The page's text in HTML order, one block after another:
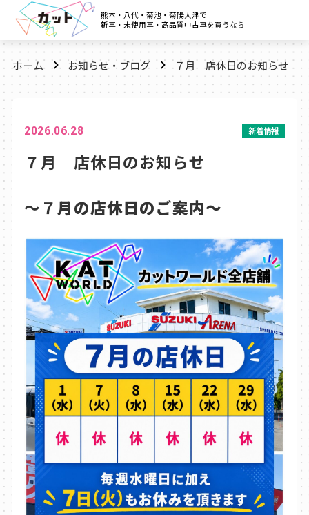
熊本・八代・菊池・菊陽大津で
新車・未使用車・高品質中古車を買うなら
ホーム お知らせ・ブログ ７月 店休日のお知らせ
2026.06.28 新着情報
７月 店休日のお知らせ
～７月の店休日のご案内～